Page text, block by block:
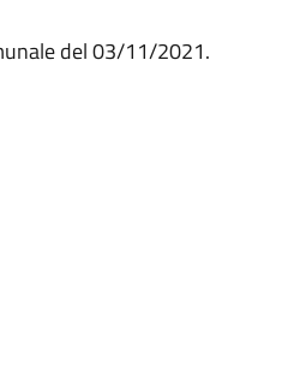
del 03/11/2021.